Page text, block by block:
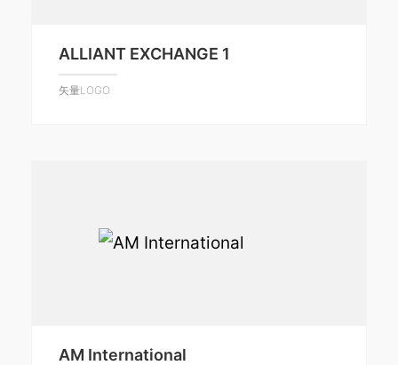
ALLIANT EXCHANGE 1
矢量LOGO
AM International